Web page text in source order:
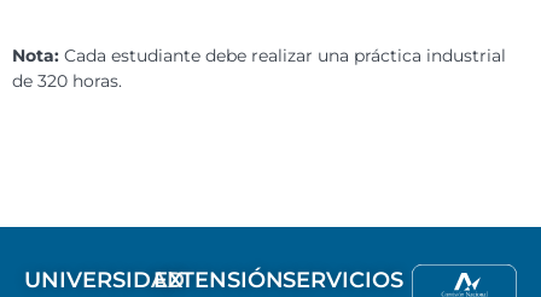
Nota: Cada estudiante debe realizar una práctica industrial
de 320 horas.
UNIVERSIDADEXTENSIÓNSERVICIOS